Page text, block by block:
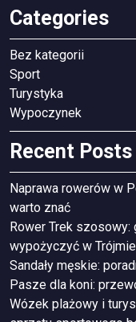
Categories
Bez kategorii
Sport
Turystyka
Wypoczynek
Recent Posts
Naprawa rowerów w
warto znać
Rower Trek
wypożyczyć w
Sandały męskie:
Pasze dla koni:
Wózek plażowy i